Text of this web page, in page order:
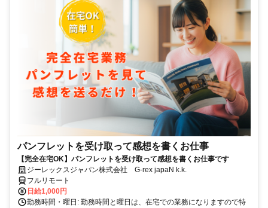
パンフレットを受け取って感想を書くお仕事
【完全在宅OK】パンフレットを受け取って感想を書くお仕事です
ジーレックスジャパン株式会社 G-rex japaN k.k.
フルリモート
日給1,000円
勤務時間・曜日: 勤務時間と曜日は、在宅での業務になりますので特